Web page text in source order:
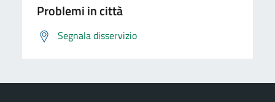
Problemi in città
Segnala disservizio